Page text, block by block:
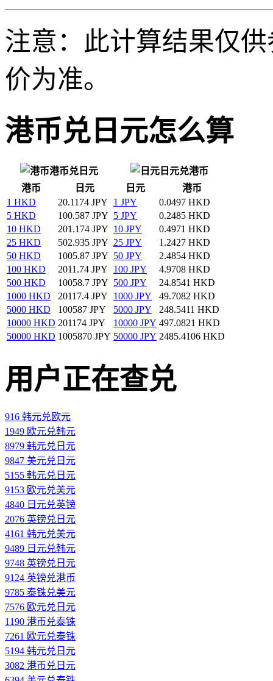
注意：此计算结果仅
价为准。
港币兑日元怎么算
港币兑日元
日元兑港币
港币
日元 日元
港币
1 HKD
20.1174 JPY 1 JPY
0.0497 HKD
5 HKD
100.587 JPY 5 JPY
0.2485 HKD
10 HKD
201.174 JPY 10 JPY
0.4971 HKD
25 HKD
502.935 JPY 25 JPY
1.2427 HKD
50 HKD
1005.87 JPY 50 JPY
2.4854 HKD
100 HKD
2011.74 JPY 100 JPY
4.9708 HKD
500 HKD
10058.7 JPY 500 JPY
24.8541 HKD
1000 HKD
20117.4 JPY 1000 JPY
49.7082 HKD
5000 HKD
100587 JPY 5000 JPY
248.5411 HKD
10000 HKD 201174 JPY 10000 JPY 497.0821 HKD
50000 HKD 1005870 JPY 50000 JPY 2485.4106 HKD
用户正在查兑
916 韩元兑欧元
1949 欧元兑韩元
8979 韩元兑日元
9847 美元兑日元
5155 韩元兑日元
9153 欧元兑美元
4840 日元兑英镑
2076 英镑兑日元
4161 韩元兑美元
9489 日元兑韩元
9748 英镑兑日元
9124 英镑兑港币
9785 泰铢兑美元
7576 欧元兑日元
1190 港币兑泰铢
7261 欧元兑泰铢
5194 韩元兑日元
3082 港币兑日元